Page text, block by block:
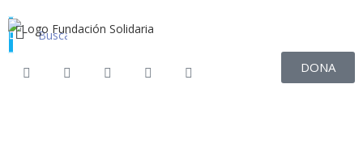
DONA